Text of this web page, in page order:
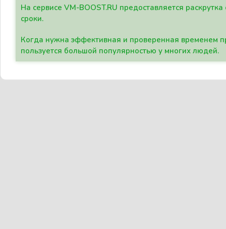
На сервисе VM-BOOST.RU предоставляется
сроки.
Когда нужна эффективная и проверенная временем
пользуется большой популярностью у многих людей.